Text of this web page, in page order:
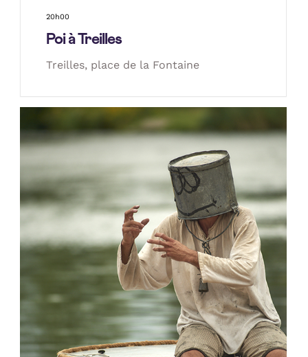
20h00
Poi à Treilles
Treilles, place de la Fontaine